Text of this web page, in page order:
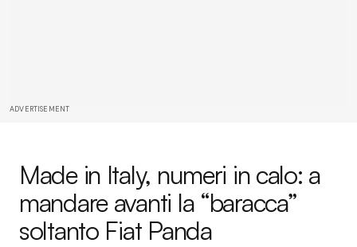
ADVERTISEMENT
Made in Italy, numeri in calo: a
mandare avanti la “baracca”
soltanto Fiat Panda